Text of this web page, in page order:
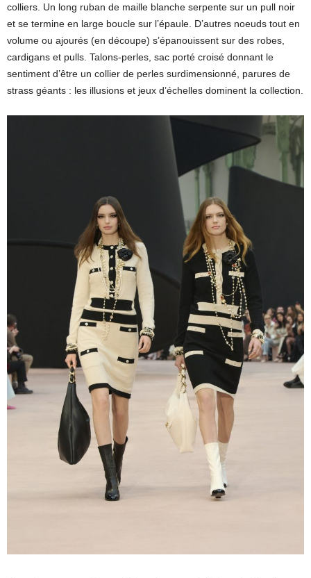
colliers. Un long ruban de maille blanche serpente sur un pull noir
et se termine en large boucle sur l’épaule. D’autres noeuds tout en
volume ou ajourés (en découpe) s’épanouissent sur des robes,
cardigans et pulls. Talons-perles, sac porté croisé donnant le
sentiment d’être un collier de perles surdimensionné, parures de
strass géants : les illusions et jeux d’échelles dominent la collection.